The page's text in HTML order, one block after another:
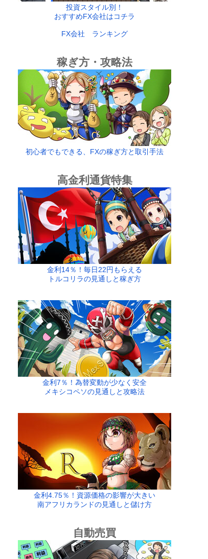
投資スタイル別！
おすすめFX会社はコチラ
FX会社 ランキング
稼ぎ方・攻略法
初心者でもできる、FXの稼ぎ方と取引手法
高金利通貨特集
金利14％！毎日22円もらえる
トルコリラの見通しと稼ぎ方
金利7％！為替変動が少なく安全
メキシコペソの見通しと攻略法
金利4.75％！資源価格の影響が大きい
南アフリカランドの見通しと儲け方
自動売買